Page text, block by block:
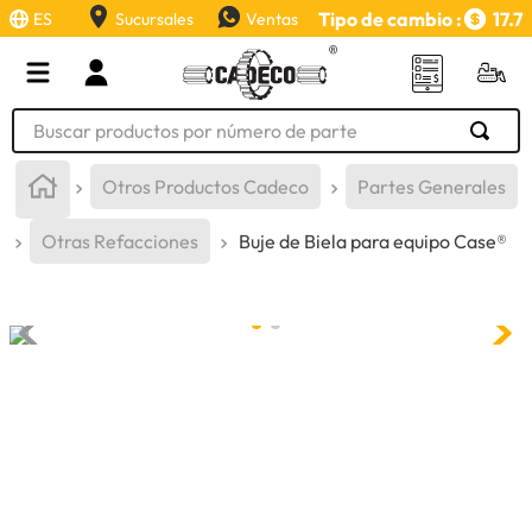
ES Sucursales Ventas Tipo de cambio : 17.7
Buscar productos por número de parte
Otros Productos Cadeco Partes Generales
Otras Refacciones Buje de Biela para equipo Case®
TÉRMINOS MÁS BUSCADOS
2 .
aceite